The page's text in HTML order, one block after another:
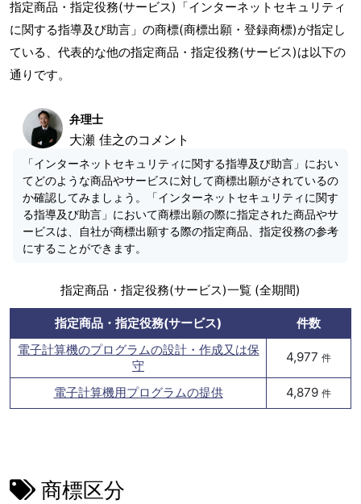
指定商品・指定役務(サービス)「インターネットセキュリティ
に関する指導及び助言」の商標(商標出願・登録商標)が指定し
ている、代表的な他の指定商品・指定役務(サービス)は以下の
通りです。
弁理士
大瀬 佳之のコメント
「インターネットセキュリティに関する指導及び助言」におい
てどのような商品やサービスに対して商標出願がされているの
か確認してみましょう。「インターネットセキュリティに関す
る指導及び助言」において商標出願の際に指定された商品やサ
ービスは、自社が商標出願する際の指定商品、指定役務の参考
にすることができます。
指定商品・指定役務(サービス)一覧 (全期間)
指定商品・指定役務(サービス)
件数
電子計算機のプログラムの設計・作成又は保
守
4,977 件
電子計算機用プログラムの提供 4,879 件
商標区分